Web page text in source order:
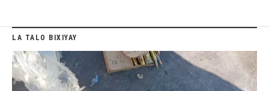
LA TALO BIXIYAY